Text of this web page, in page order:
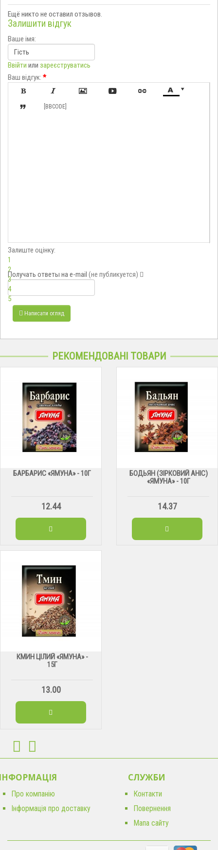
Ещё никто не оставил отзывов.
Залишити відгук
Ваше імя:
Ввійти или зареєструватись
Ваш відгук: *

     
 [BBCODE]
Залиште оцінку:
1
2
3
4
5
Получать ответы на e-mail (не публикуется)
Написати огляд
РЕКОМЕНДОВАНІ ТОВАРИ
БАРБАРИС «ЯМУНА» - 10Г
12.44
БОДЬЯН (ЗІРКОВИЙ АНІС)
«ЯМУНА» - 10Г
14.37
КМИН ЦІЛИЙ «ЯМУНА» -
15Г
13.00
Про компанію
Інформація про доставку
CЛУЖБИ
Контакти
Повернення
Мапа сайту